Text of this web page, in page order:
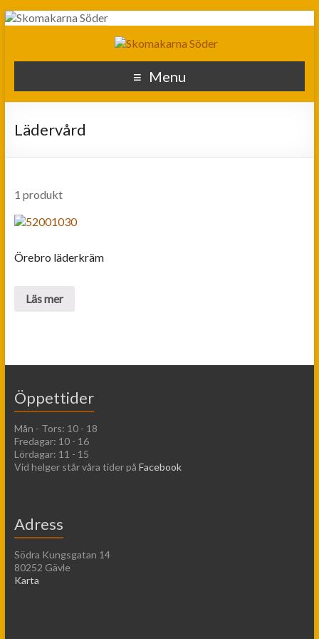
Menu
Lädervård
1 produkt
Örebro läderkräm
Läs mer
Öppettider
Mån - Tors: 10 - 18
Fredagar: 10 - 16
Lördagar: 11 - 15
Vid helger står våra tider på Facebook
Adress
Södra Kungsgatan 14
80252 Gävle
Karta